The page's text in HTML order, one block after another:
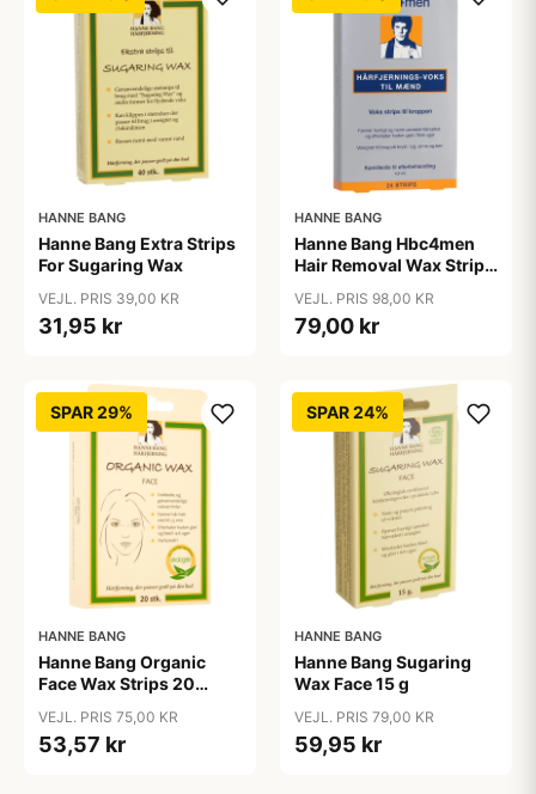
HANNE BANG
Hanne Bang Extra Strips
For Sugaring Wax
VEJL. PRIS 39,00 KR
31,95 kr
HANNE BANG
Hanne Bang Hbc4men
Hair Removal Wax Strips
VEJL. PRIS 98,00 KR
79,00 kr
SPAR 29%
HANNE BANG
Hanne Bang Organic
Face Wax Strips 20
VEJL. PRIS 75,00 KR
53,57 kr
SPAR 24%
HANNE BANG
Hanne Bang Sugaring
Wax Face 15 g
VEJL. PRIS 79,00 KR
59,95 kr